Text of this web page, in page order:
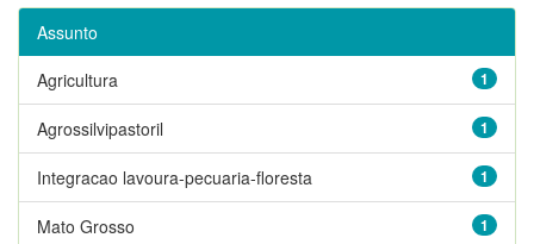
Assunto
1
Agricultura
1
Agrossilvipastoril
1
Integracao lavoura-pecuaria-floresta
1
Mato Grosso